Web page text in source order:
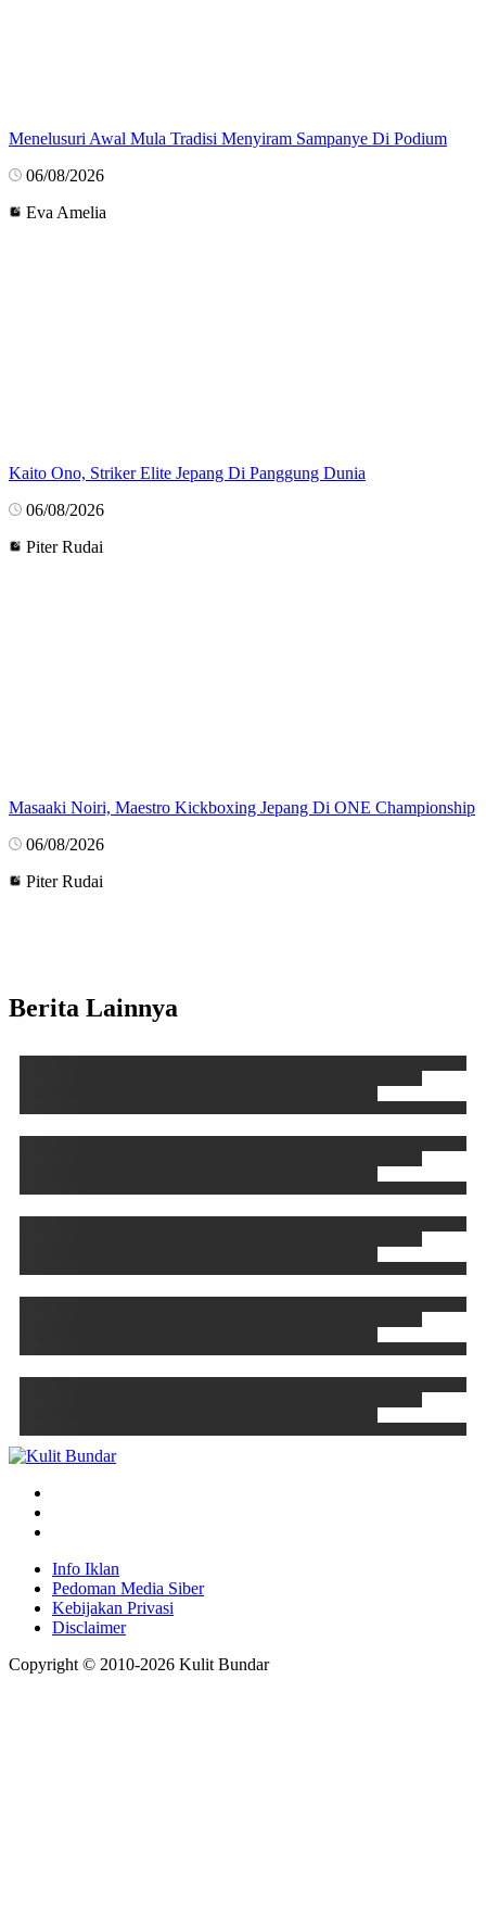
Menelusuri Awal Mula Tradisi Menyiram Sampanye Di Podium
06/08/2026
Eva Amelia
Kaito Ono, Striker Elite Jepang Di Panggung Dunia
06/08/2026
Piter Rudai
Masaaki Noiri, Maestro Kickboxing Jepang Di ONE Championship
06/08/2026
Piter Rudai
Berita Lainnya
Info Iklan
Pedoman Media Siber
Kebijakan Privasi
Disclaimer
Copyright © 2010-2026 Kulit Bundar